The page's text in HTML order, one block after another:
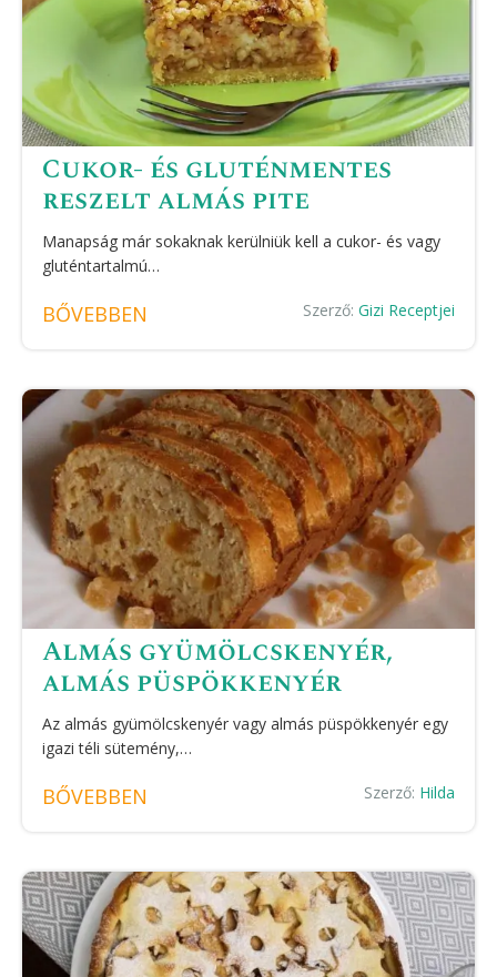
Cukor- és gluténmentes
reszelt almás pite
Manapság már sokaknak kerülniük kell a cukor- és vagy
gluténtartalmú…
BŐVEBBEN Szerző: Gizi Receptjei
Almás gyümölcskenyér,
almás püspökkenyér
Az almás gyümölcskenyér vagy almás püspökkenyér egy
igazi téli sütemény,…
BŐVEBBEN Szerző: Hilda